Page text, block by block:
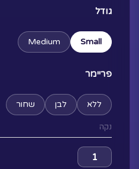
גודל
Small
Medium
פריימר
ללא לבן שחור
נקה
כמות
Displacer
Beast